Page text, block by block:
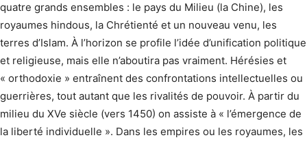
quatre grands ensembles : le pays du Milieu (la Chine), les
royaumes hindous, la Chrétienté et un nouveau venu, les
terres d’Islam. À l’horizon se profile l’idée d’unification politique
et religieuse, mais elle n’aboutira pas vraiment. Hérésies et
« orthodoxie » entraînent des confrontations intellectuelles ou
guerrières, tout autant que les rivalités de pouvoir. À partir du
milieu du XVe siècle (vers 1450) on assiste à « l’émergence de
la liberté individuelle ». Dans les empires ou les royaumes, les